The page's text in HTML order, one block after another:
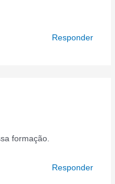
Responder
formação.
Responder